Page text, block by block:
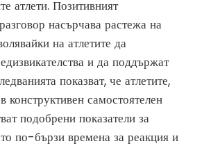
атлети. Позитивният
насърчава растежа на
на атлетите да
и да поддържат
показват, че атлетите,
конструктивен самостоятелен
подобрени показатели за
по-бързи времена за реакция и